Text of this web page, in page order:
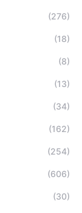
(276)
(18)
(8)
(13)
(34)
(162)
(254)
(606)
(30)